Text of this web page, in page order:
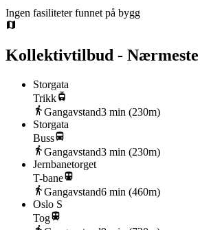
Ingen fasiliteter funnet på bygg
Kollektivtilbud - Nærmeste
Storgata
Trikk
Gangavstand3 min (230m)
Storgata
Buss
Gangavstand3 min (230m)
Jernbanetorget
T-bane
Gangavstand6 min (460m)
Oslo S
Tog